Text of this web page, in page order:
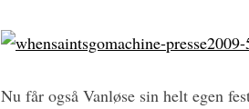
Nu får også Vanløse sin helt egen